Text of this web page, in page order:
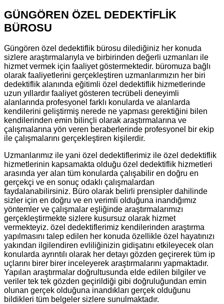
GÜNGÖREN ÖZEL DEDEKTİFLİK
BÜROSU
Güngören özel dedektiflik bürosu dilediğiniz her konuda
sizlere araştırmalarıyla ve birbirinden değerli uzmanları ile
hizmet vermek için faaliyet göstermektedir. büromuza bağlı
olarak faaliyetlerini gerçekleştiren uzmanlarımızın her biri
dedektiflik alanında eğitimli özel dedektiflik hizmetlerinde
uzun yıllardır faaliyet gösteren tecrübeli deneyimli
alanlarında profesyonel farklı konularda ve alanlarda
kendilerini geliştirmiş nerede ne yapması gerektiğini bilen
kendilerinden emin bilinçli olarak araştırmalarına ve
çalışmalarına yön veren beraberlerinde profesyonel bir ekip
ile çalışmalarını gerçekleştiren kişilerdir.
Uzmanlarımız ile yani özel dedektiflerimiz ile özel dedektiflik
hizmetlerinin kapsamakta olduğu özel dedektiflik hizmetleri
arasında yer alan tüm konularda çalışabilir en doğru en
gerçekçi ve en sonuç odaklı çalışmalardan
faydalanabilirsiniz. Büro olarak belirli prensipler dahilinde
sizler için en doğru ve en verimli olduğuna inandığımız
yöntemler ve çalışmalar eşliğinde araştırmalarımızı
gerçekleştirmekte sizlere kusursuz olarak hizmet
vermekteyiz. özel dedektiflerimiz kendilerinden araştırma
yapılmasını talep edilen her konuda özellikle özel hayatınızı
yakından ilgilendiren evliliğinizin gidişatını etkileyecek olan
konularda ayrıntılı olarak her detayı gözden geçirerek tüm ip
uçlarını birer birer inceleyerek araştırmalarını yapmaktadır.
Yapılan araştırmalar doğrultusunda elde edilen bilgiler ve
veriler tek tek gözden geçirildiği gibi doğruluğundan emin
olunan gerçek olduğuna inandıkları gerçek olduğunu
bildikleri tüm belgeler sizlere sunulmaktadır.